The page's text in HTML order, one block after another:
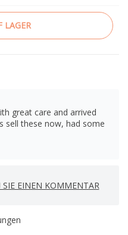
LAGER
great care and arrived
sell these now, had some
SIE EINEN KOMMENTAR